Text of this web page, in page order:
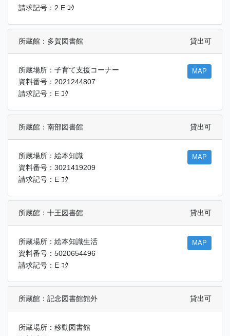
請求記号：2 E ｺｸ
所蔵館：多賀図書館 貸出可
所蔵場所：子育て支援コーナー
資料番号：2021244807
請求記号：E ｺｸ
MAP
所蔵館：南部図書館 貸出可
所蔵場所：絵本知識
資料番号：3021419209
請求記号：E ｺｸ
MAP
所蔵館：十王図書館 貸出可
所蔵場所：絵本知識生活
資料番号：5020654496
請求記号：E ｺｸ
MAP
所蔵館：記念図書館館外 貸出可
所蔵場所：移動図書館